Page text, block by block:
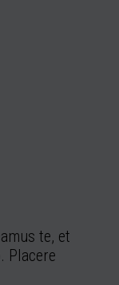
te, et
Placere